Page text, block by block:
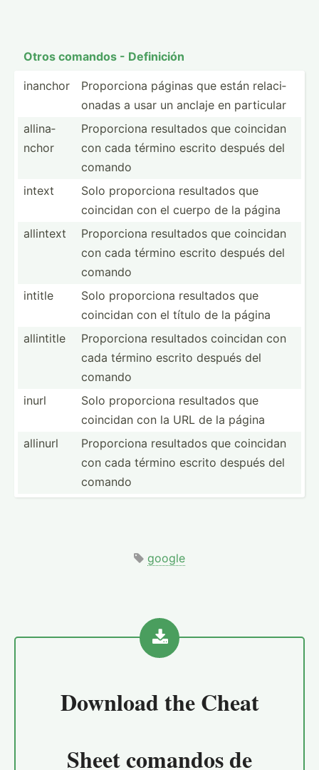
Otros comandos - Definición
inanchor
Propor­ciona páginas que están relaci­
onadas a usar un anclaje en particular
allina­
nchor
Propor­ciona resultados que coincidan
con cada término escrito después del
comando
intext
Solo propor­ciona resultados que
coincidan con el cuerpo de la página
allintext
Propor­ciona resultados que coincidan
con cada término escrito después del
comando
intitle
Solo propor­ciona resultados que
coincidan con el título de la página
allintitle
Propor­ciona resultados coincidan con
cada término escrito después del
comando
inurl
Solo propor­ciona resultados que
coincidan con la URL de la página
allinurl
Propor­ciona resultados que coincidan
con cada término escrito después del
comando
google
Download theCheat
Sheet comandos de